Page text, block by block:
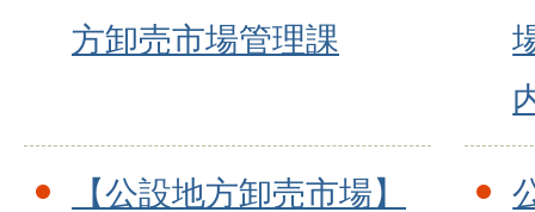
方卸売市場管理課
【公設地方卸売市場】